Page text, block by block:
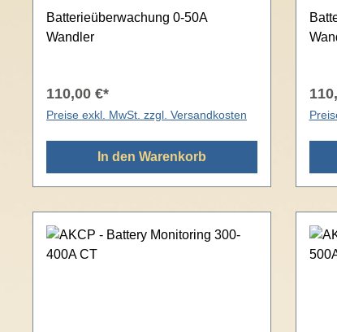
Batterieüberwachung 0-50A
Wandler
110,00 €*
Preise exkl. MwSt. zzgl. Versandkosten
In den Warenkorb